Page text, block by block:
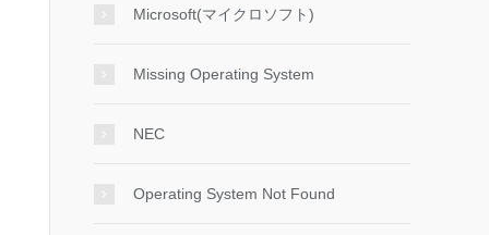
Microsoft(マイクロソフト)
Missing Operating System
NEC
Operating System Not Found